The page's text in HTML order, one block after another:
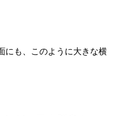
にも、このように大きな横